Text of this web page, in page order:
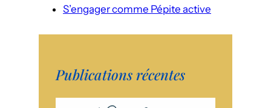
S’engager comme Pépite active
Publications récentes